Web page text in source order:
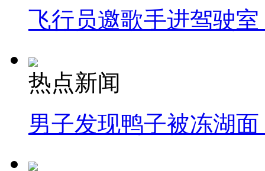
飞行员邀歌手进驾驶
热点新闻
男子发现鸭子被冻湖